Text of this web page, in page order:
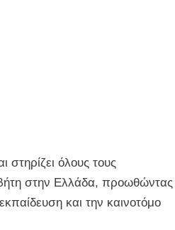
όλους τους
στην Ελλάδα, προωθώντας
και την καινοτόμο